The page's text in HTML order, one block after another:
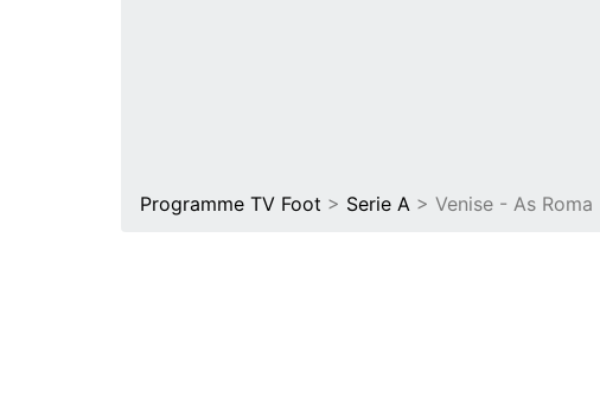
Programme TV Foot > Serie A > Venise - As Roma